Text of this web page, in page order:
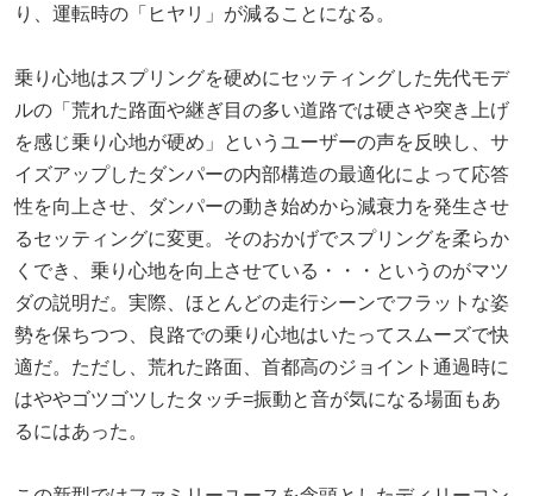
り、運転時の「ヒヤリ」が減ることになる。
乗り心地はスプリングを硬めにセッティングした先代モデ
ルの「荒れた路面や継ぎ目の多い道路では硬さや突き上げ
を感じ乗り心地が硬め」というユーザーの声を反映し、サ
イズアップしたダンパーの内部構造の最適化によって応答
性を向上させ、ダンパーの動き始めから減衰力を発生させ
るセッティングに変更。そのおかげでスプリングを柔らか
くでき、乗り心地を向上させている・・・というのがマツ
ダの説明だ。実際、ほとんどの走行シーンでフラットな姿
勢を保ちつつ、良路での乗り心地はいたってスムーズで快
適だ。ただし、荒れた路面、首都高のジョイント通過時に
はややゴツゴツしたタッチ=振動と音が気になる場面もあ
るにはあった。